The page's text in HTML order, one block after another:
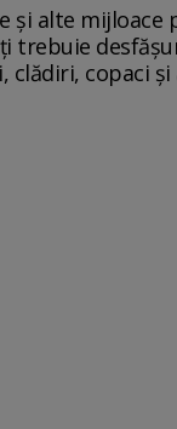
alte mijloace
trebuie
clădiri, copaci